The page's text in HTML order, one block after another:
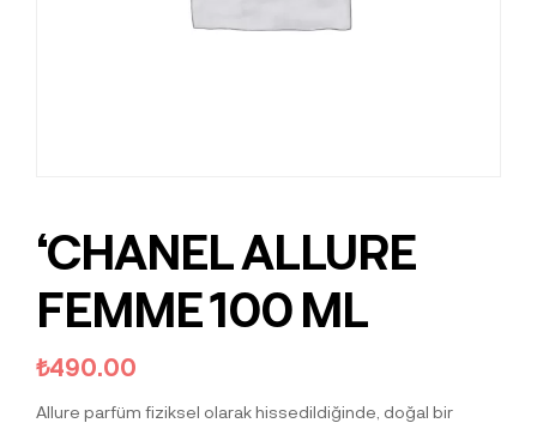
‘CHANEL ALLURE
FEMME 100 ML
₺490.00
Allure parfüm fiziksel olarak hissedildiğinde, doğal bir